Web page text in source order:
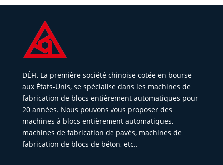
DÉFI, La première société chinoise cotée en bourse
aux États-Unis, se spécialise dans les machines de
fabrication de blocs entièrement automatiques pour
20 années. Nous pouvons vous proposer des
machines à blocs entièrement automatiques,
machines de fabrication de pavés, machines de
fabrication de blocs de béton, etc..